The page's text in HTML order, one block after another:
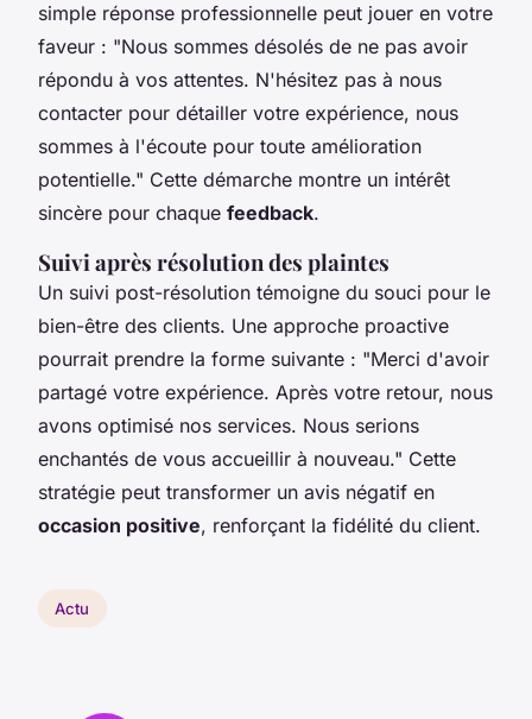
simple réponse professionnelle peut jouer en votre
faveur : "Nous sommes désolés de ne pas avoir
répondu à vos attentes. N'hésitez pas à nous
contacter pour détailler votre expérience, nous
sommes à l'écoute pour toute amélioration
potentielle." Cette démarche montre un intérêt
sincère pour chaque feedback.
Suivi après résolution des plaintes
Un suivi post-résolution témoigne du souci pour le
bien-être des clients. Une approche proactive
pourrait prendre la forme suivante : "Merci d'avoir
partagé votre expérience. Après votre retour, nous
avons optimisé nos services. Nous serions
enchantés de vous accueillir à nouveau." Cette
stratégie peut transformer un avis négatif en
occasion positive, renforçant la fidélité du client.
Actu